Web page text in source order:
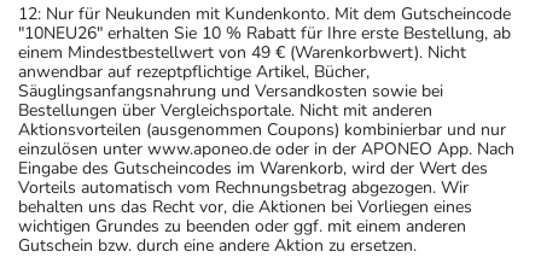
12: Nur für Neukunden mit Kundenkonto. Mit dem Gutscheincode
"10NEU26" erhalten Sie 10 % Rabatt für Ihre erste Bestellung, ab
einem Mindestbestellwert von 49 € (Warenkorbwert). Nicht
anwendbar auf rezeptpflichtige Artikel, Bücher,
Säuglingsanfangsnahrung und Versandkosten sowie bei
Bestellungen über Vergleichsportale. Nicht mit anderen
Aktionsvorteilen (ausgenommen Coupons) kombinierbar und nur
einzulösen unter www.aponeo.de oder in der APONEO App. Nach
Eingabe des Gutscheincodes im Warenkorb, wird der Wert des
Vorteils automatisch vom Rechnungsbetrag abgezogen. Wir
behalten uns das Recht vor, die Aktionen bei Vorliegen eines
wichtigen Grundes zu beenden oder ggf. mit einem anderen
Gutschein bzw. durch eine andere Aktion zu ersetzen.